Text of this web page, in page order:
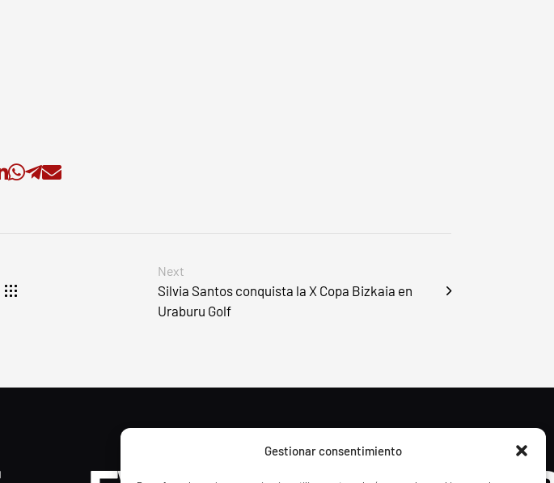
Gestionar consentimiento
Next
Silvia Santos conquista la X Copa Bizkaia en
Uraburu Golf